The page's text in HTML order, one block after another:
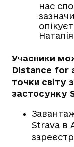
нас
Учасники
Distance for
точки світу
застосунку
Strava в